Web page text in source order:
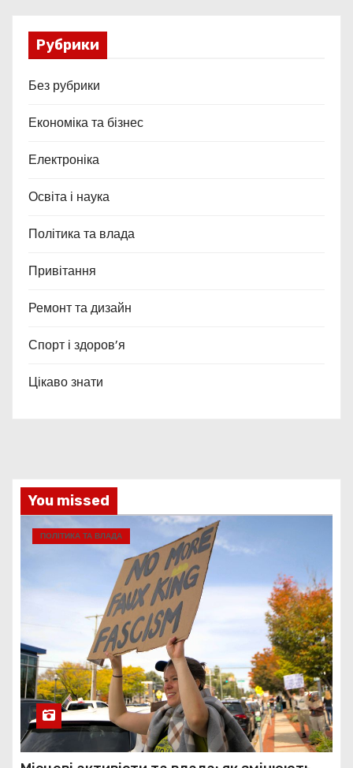
Рубрики
Без рубрики
Економіка та бізнес
Електроніка
Освіта і наука
Політика та влада
Привітання
Ремонт та дизайн
Спорт і здоров’я
Цікаво знати
You missed
ПОЛІТИКА ТА ВЛАДА